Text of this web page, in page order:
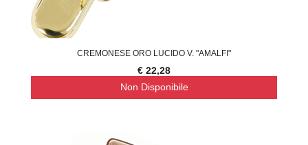
CREMONESE ORO LUCIDO V. "AMALFI"
€ 22,28
Non Disponibile